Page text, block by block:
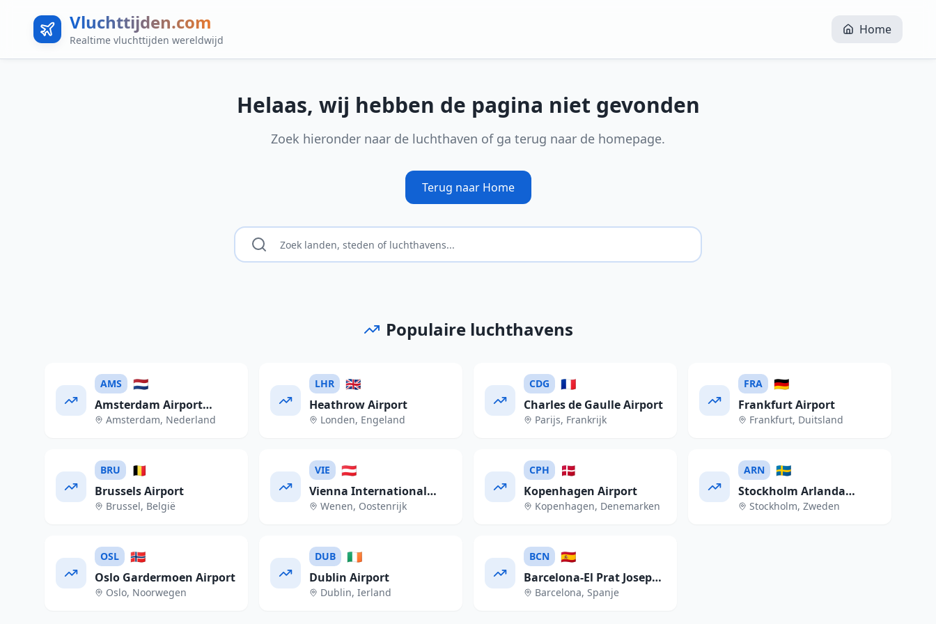
Vluchttijden.com
Realtime vluchttijden wereldwijd
Home
Helaas, wij hebben de pagina niet gevonden
Zoek hieronder naar de luchthaven of ga terug naar de homepage.
Terug naar Home
Populaire luchthavens
AMS 🇳🇱
Amsterdam Airport
Schiphol
Amsterdam, Nederland
LHR 🇬🇧
Heathrow Airport
Londen, Engeland
CDG 🇫🇷
Charles de Gaulle Airport
Parijs, Frankrijk
FRA 🇩🇪
Frankfurt Airport
Frankfurt, Duitsland
BRU 🇧🇪
Brussels Airport
Brussel, België
VIE 🇦🇹
Vienna International
Airport
Wenen, Oostenrijk
CPH 🇩🇰
Kopenhagen Airport
Kopenhagen, Denemarken
ARN 🇸🇪
Stockholm Arlanda
Airport
Stockholm, Zweden
OSL 🇳🇴
Oslo Gardermoen Airport
Oslo, Noorwegen
DUB 🇮🇪
Dublin Airport
Dublin, Ierland
BCN 🇪🇸
Barcelona-El Prat Josep
Tarradellas Airport
Barcelona, Spanje